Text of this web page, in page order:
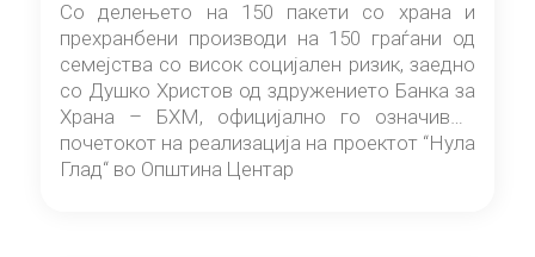
Со делењето на 150 пакети со храна и
прехранбени производи на 150 граѓани од
семејства со висок социјален ризик, заедно
со Душко Христов од здружението Банка за
Храна – БХМ, официјално го означивме
почетокот на реализација на проектот “Нула
Глад“ во Општина Центар